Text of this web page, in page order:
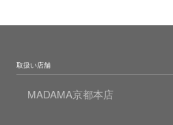
取扱い店舗
MADAMA京都本店